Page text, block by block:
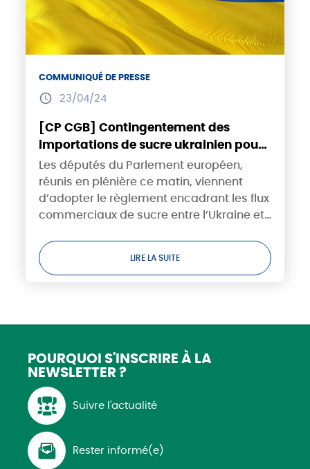
COMMUNIQUÉ DE PRESSE
23/04/24
[CP CGB] Contingentement des
importations de sucre ukrainien pour
2024/25 : une victoire et un
soulagement pour la filière
européenne du sucre
Les députés du Parlement européen,
réunis en plénière ce matin, viennent
d’adopter le règlement encadrant les flux
commerciaux de sucre entre l’Ukraine et
vigueur à partir de juin prochain. La CGB
se félicite...
LIRE LA SUITE
POURQUOI S'INSCRIRE À LA
NEWSLETTER ?
Suivre l'actualité
Rester informé(e)